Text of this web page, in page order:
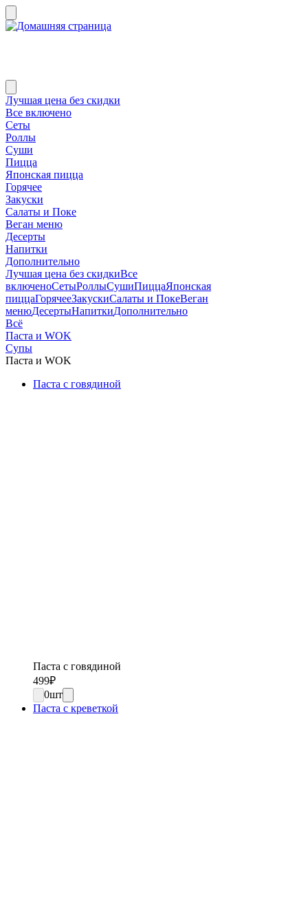
Лучшая цена без скидки
Все включено
Сеты
Роллы
Суши
Пицца
Японская пицца
Горячее
Закуски
Салаты и Поке
Веган меню
Десерты
Напитки
Дополнительно
Лучшая цена без скидкиВсе
включеноСетыРоллыСушиПиццаЯпонская
пиццаГорячееЗакускиСалаты и ПокеВеган
менюДесертыНапиткиДополнительно
Всё
Паста и WOK
Супы
Паста и WOK
Паста с говядиной
Паста с говядиной
499₽
0шт
Паста с креветкой